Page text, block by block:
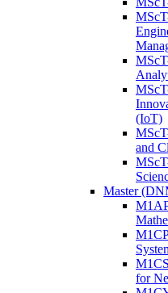
(IoT)
and
Master
for